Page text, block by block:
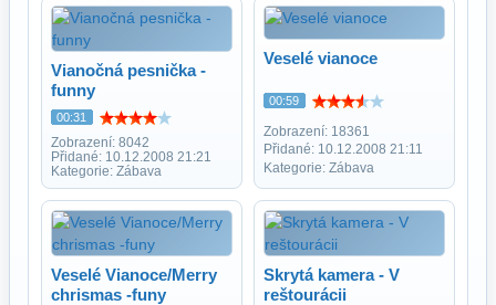
Vianočná pesnička -
funny
00:31
Zobrazení: 8042
Přidané: 10.12.2008 21:21
Kategorie: Zábava
Veselé vianoce
00:59
Zobrazení: 18361
Přidané: 10.12.2008 21:11
Kategorie: Zábava
Veselé Vianoce/Merry
chrismas -funy
Skrytá kamera - V
reštourácii